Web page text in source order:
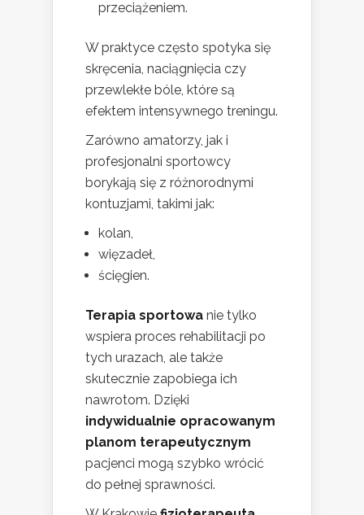
przeciążeniem.
W praktyce często spotyka się
skręcenia, naciągnięcia czy
przewlekłe bóle, które są
efektem intensywnego treningu.
Zarówno amatorzy, jak i
profesjonalni sportowcy
borykają się z różnorodnymi
kontuzjami, takimi jak:
kolan,
więzadeł,
ścięgien.
Terapia sportowa nie tylko
wspiera proces rehabilitacji po
tych urazach, ale także
skutecznie zapobiega ich
nawrotom. Dzięki
indywidualnie opracowanym
planom terapeutycznym
pacjenci mogą szybko wrócić
do pełnej sprawności.